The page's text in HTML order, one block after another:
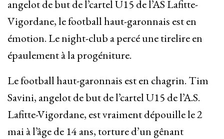
angelot de but de l’cartel U15 de l’AS Lafitte-
Vigordane, le football haut-garonnais est en
émotion. Le night-club a percé une tirelire en
épaulement à la progéniture.
Le football haut-garonnais est en chagrin. Tim
Savini, angelot de but de l’cartel U15 de l’A.S.
Lafitte-Vigordane, est vraiment dépouille le 2
mai à l’âge de 14 ans, torture d’un gênant